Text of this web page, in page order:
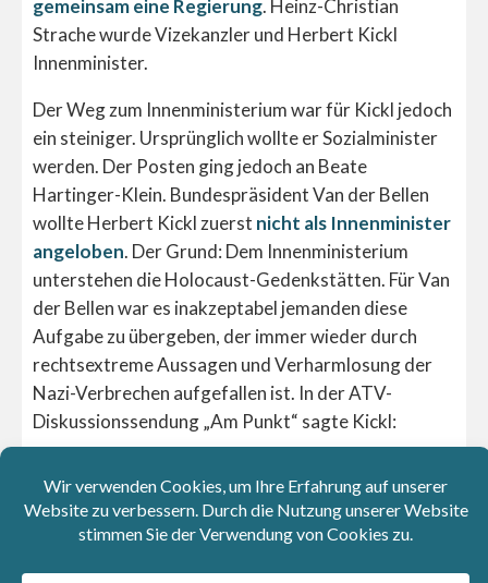
gemeinsam eine Regierung. Heinz-Christian
Strache wurde Vizekanzler und Herbert Kickl
Innenminister.
Der Weg zum Innenministerium war für Kickl jedoch
ein steiniger. Ursprünglich wollte er Sozialminister
werden. Der Posten ging jedoch an Beate
Hartinger-Klein. Bundespräsident Van der Bellen
wollte Herbert Kickl zuerst nicht als Innenminister
angeloben. Der Grund: Dem Innenministerium
unterstehen die Holocaust-Gedenkstätten. Für Van
der Bellen war es inakzeptabel jemanden diese
Aufgabe zu übergeben, der immer wieder durch
rechtsextreme Aussagen und Verharmlosung der
Nazi-Verbrechen aufgefallen ist. In der ATV-
Diskussionssendung „Am Punkt“ sagte Kickl:
verständigen können, dass ein Verein als
solcher oder eine Einheit wie die Waffen-SS
kollektiv schuldig zu sprechen ist.“